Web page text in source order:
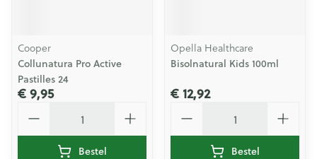
Cooper
Collunatura Pro Active
Pastilles 24
€ 9,95
Bestel
Opella Healthcare
Bisolnatural Kids 100ml
€ 12,92
Bestel